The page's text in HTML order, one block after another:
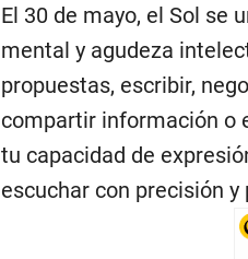
El 30 de mayo, el Sol se
mental y agudeza
propuestas, escribir,
compartir información o
tu capacidad de
escuchar con precisión